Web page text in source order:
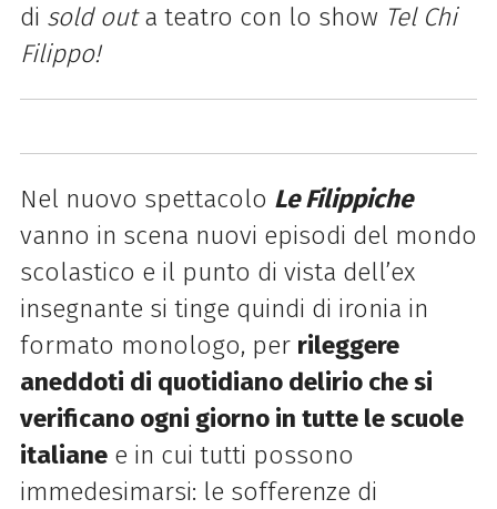
di sold outa teatro con lo show Tel Chi
Filippo!
Nel nuovo spettacolo Le Filippiche
vanno in scena nuovi episodi del mondo
scolastico e il punto di vista dell’ex
insegnante si tinge quindi di ironia in
formato monologo, per rileggere
aneddoti di quotidiano delirio che si
verificano ogni giorno in tutte le scuole
italianee in cui tutti possono
immedesimarsi: le sofferenze di